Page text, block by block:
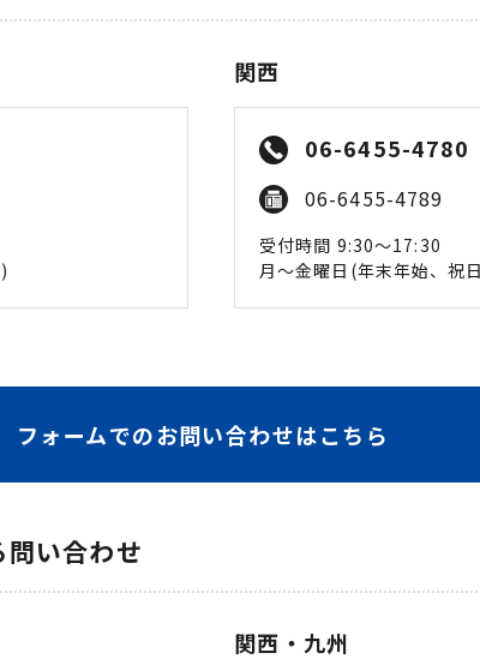
関西
06-6455-4780
06-6455-4789
受付時間 9:30〜17:30
月〜金曜日(年末年始、祝
フォームでのお問い合わせはこちら
い合わせ
関西・九州